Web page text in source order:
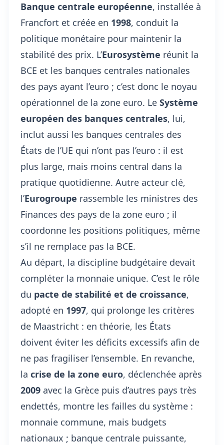
Banque centrale européenne, installée à
Francfort et créée en 1998, conduit la
politique monétaire pour maintenir la
stabilité des prix. L’Eurosystème réunit la
BCE et les banques centrales nationales
des pays ayant l’euro ; c’est donc le noyau
opérationnel de la zone euro. Le Système
européen des banques centrales, lui,
inclut aussi les banques centrales des
États de l’UE qui n’ont pas l’euro : il est
plus large, mais moins central dans la
pratique quotidienne. Autre acteur clé,
l’Eurogroupe rassemble les ministres des
Finances des pays de la zone euro ; il
coordonne les positions politiques, même
s’il ne remplace pas la BCE.
Au départ, la discipline budgétaire devait
compléter la monnaie unique. C’est le rôle
du pacte de stabilité et de croissance,
adopté en 1997, qui prolonge les critères
de Maastricht : en théorie, les États
doivent éviter les déficits excessifs afin de
ne pas fragiliser l’ensemble. En revanche,
la crise de la zone euro, déclenchée après
2009 avec la Grèce puis d’autres pays très
endettés, montre les failles du système :
monnaie commune, mais budgets
nationaux ; banque centrale puissante,